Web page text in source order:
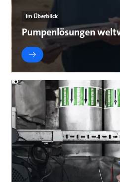
Im Überblick
Pumpenlösungen